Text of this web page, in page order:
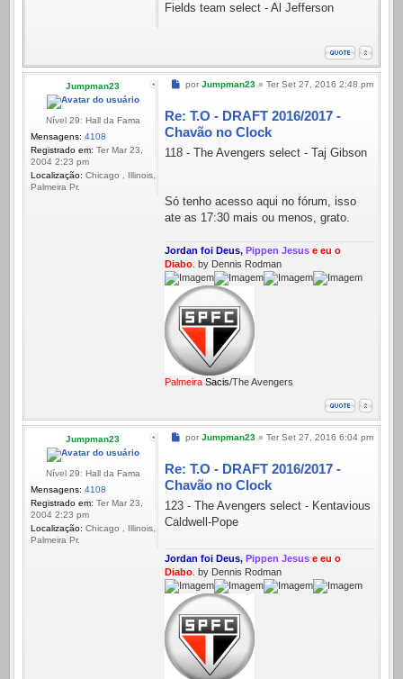
Fields team select - Al Jefferson
Jumpman23
Nível 29: Hall da Fama
Mensagens: 4108
Registrado em: Ter Mar 23,
2004 2:23 pm
Localização: Chicago , Illinois,
Palmeira Pr.
Mensagem
por Jumpman23 » Ter Set 27, 2016 2:48 pm
Re: T.O - DRAFT 2016/2017 -
Chavão no Clock
118 - The Avengers select - Taj Gibson
Só tenho acesso aqui no fórum, isso
ate as 17:30 mais ou menos, grato.
Jordan foi Deus, Pippen Jesus e eu o
Diabo . by Dennis Rodman
Palmeira Sacis/The Avengers
Jumpman23
Nível 29: Hall da Fama
Mensagens: 4108
Registrado em: Ter Mar 23,
2004 2:23 pm
Localização: Chicago , Illinois,
Palmeira Pr.
Mensagem
por Jumpman23 » Ter Set 27, 2016 6:04 pm
Re: T.O - DRAFT 2016/2017 -
Chavão no Clock
123 - The Avengers select - Kentavious
Caldwell-Pope
Jordan foi Deus, Pippen Jesus e eu o
Diabo . by Dennis Rodman